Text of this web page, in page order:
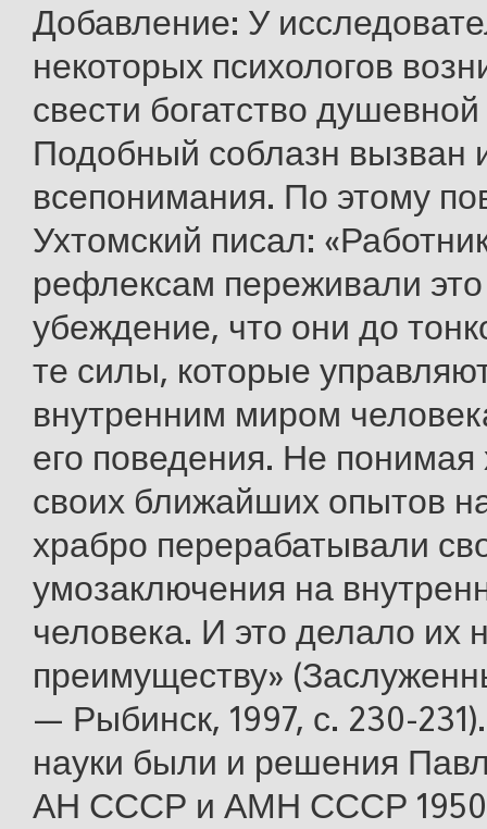
Добавление: У
некоторых психологов
свести богатство
Подобный соблазн вызван
всепонимания. По этому
Ухтомский писал:
рефлексам переживали
убеждение, что они до
те силы, которые
внутренним миром
его поведения. Не
своих ближайших опытов
храбро перерабатывали
умозаключения на
человека. И это делало их
преимуществу»
— Рыбинск, 1997, с. 230-
науки были и решения
АН СССР и АМН СССР 1950